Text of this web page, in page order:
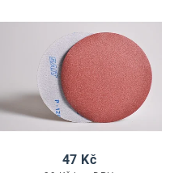
47 Kč